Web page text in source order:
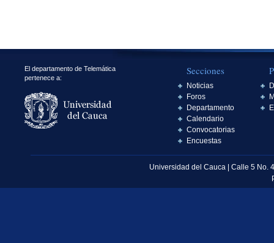
El departamento de Telemática
pertenece a:
Secciones
Noticias
Foros
Departamento
Calendario
Convocatorias
Encuestas
Universidad del Cauca | Calle 5 No.